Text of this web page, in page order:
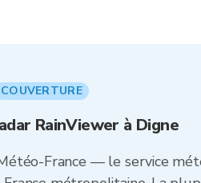
COUVERTURE
RainViewer à Digne
France — le service